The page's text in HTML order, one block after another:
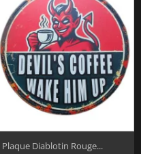
Plaque Diablotin Rouge...